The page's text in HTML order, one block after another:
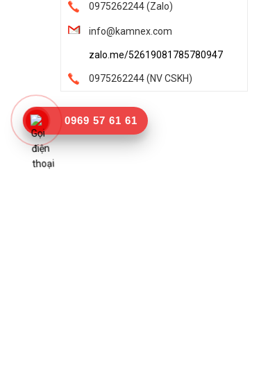
0969 57 61 61
0975262244 (Zalo)
info@kamnex.com
zalo.me/52619081785780947
0975262244 (NV CSKH)